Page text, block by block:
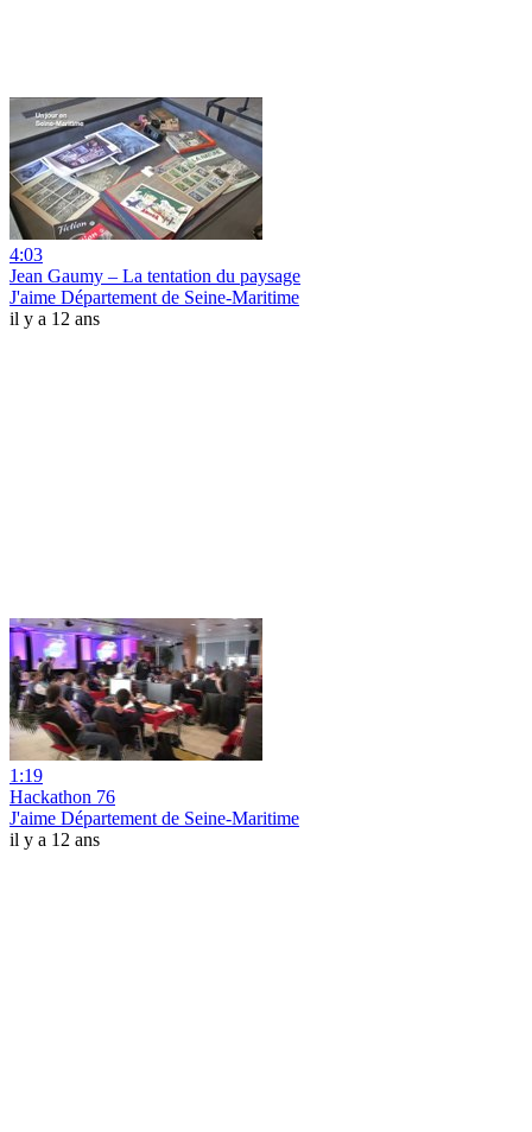
4:03
Jean Gaumy – La tentation du paysage
J'aime Département de Seine-Maritime
il y a 12 ans
1:19
Hackathon 76
J'aime Département de Seine-Maritime
il y a 12 ans